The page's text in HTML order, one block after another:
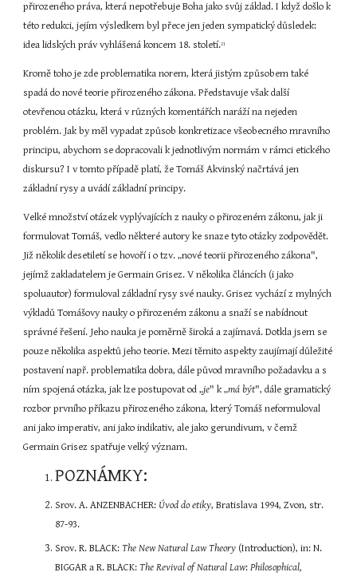
přirozeného práva, která nepotřebuje Boha jako svůj základ. I když došlo k
této redukci, jejím výsledkem byl přece jen jeden sympatický důsledek:
idea lidských práv vyhlášená koncem 18. století.21
Kromě toho je zde problematika norem, která jistým způsobem také
spadá do nové teorie přirozeného zákona. Představuje však další
otevřenou otázku, která v různých komentářích naráží na nejeden
problém. Jak by měl vypadat způsob konkretizace všeobecného mravního
principu, abychom se dopracovali k jednotlivým normám v rámci etického
diskursu? I v tomto případě platí, že Tomáš Akvinský načrtává jen
základní rysy a uvádí základní principy.
Velké množství otázek vyplývajících z nauky o přirozeném zákonu, jak ji
formulovat Tomáš, vedlo některé autory ke snaze tyto otázky zodpovědět.
Již několik desetiletí se hovoří i o tzv. „nové teorii přirozeného zákona",
jejímž zakladatelem je Germain Grisez. V několika článcích (i jako
spoluautor) formuloval základní rysy své nauky. Grisez vychází z mylných
výkladů Tomášovy nauky o přirozeném zákonu a snaží se nabídnout
správné řešení. Jeho nauka je poměrně široká a zajímavá. Dotkla jsem se
pouze několika aspektů jeho teorie. Mezi těmito aspekty zaujímají důležité
postavení např. problematika dobra, dále původ mravního požadavku a s
ním spojená otázka, jak lze postupovat od „je" k „má být", dále gramatický
rozbor prvního příkazu přirozeného zákona, který Tomáš neformuloval
ani jako imperativ, ani jako indikativ, ale jako gerundivum, v čemž
Germain Grisez spatřuje velký význam.
POZNÁMKY:
Srov. A. ANZENBACHER: Úvod do etiky, Bratislava 1994, Zvon, str.
87-93.
Srov. R. BLACK: The New Natural Law Theory (Introduction), in: N.
BIGGAR a R. BLACK: The Revival of Natural Law: Philosophical,